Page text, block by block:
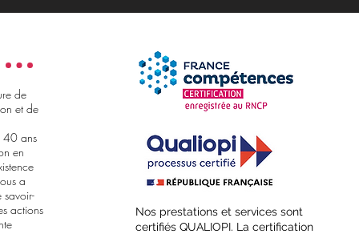
de
et de
40 ans
en
a
savoir-
actions
​Nos prestations et services sont
certifiés QUALIOPI. La certification